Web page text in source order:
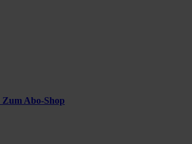
Zum Abo-Shop